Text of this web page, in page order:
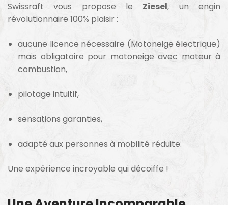
Swissraft vous propose le Ziesel, un engin
révolutionnaire 100% plaisir :
aucune licence nécessaire (Motoneige électrique)
mais obligatoire pour motoneige avec moteur à
combustion,
pilotage intuitif,
sensations garanties,
adapté aux personnes à mobilité réduite.
Une expérience incroyable qui décoiffe !